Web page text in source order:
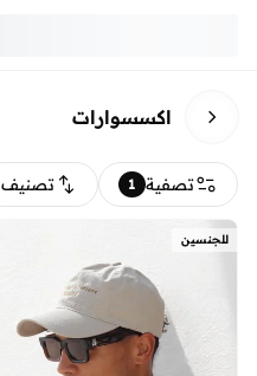
اكسسوارات
تصفية 1 تصنيف
للجنسين